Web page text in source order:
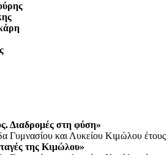
Διαδρομές στη φύση»
Γυμνασίου και Λυκείου Κιμώλου
της Κιμώλου»